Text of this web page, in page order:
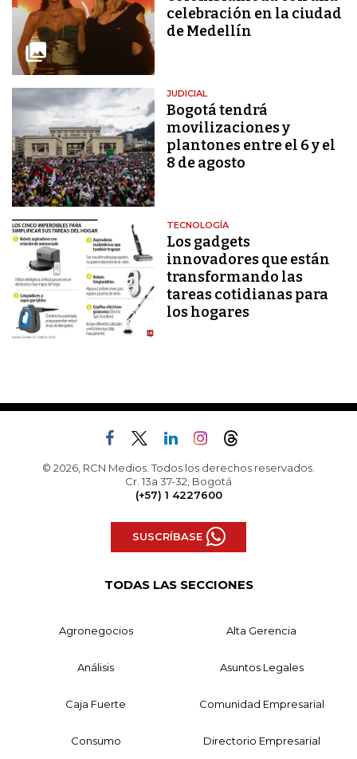
celebración en la ciudad
de Medellín
JUDICIAL
Bogotá tendrá
movilizaciones y
plantones entre el 6 y el
8 de agosto
TECNOLOGÍA
Los gadgets
innovadores que están
transformando las
tareas cotidianas para
los hogares
© 2026, RCN Medios. Todos los derechos reservados.
Cr. 13a 37-32, Bogotá
(+57) 1 4227600
SUSCRÍBASE
TODAS LAS SECCIONES
Agronegocios Alta Gerencia
Análisis Asuntos Legales
Caja Fuerte Comunidad Empresarial
Consumo Directorio Empresarial